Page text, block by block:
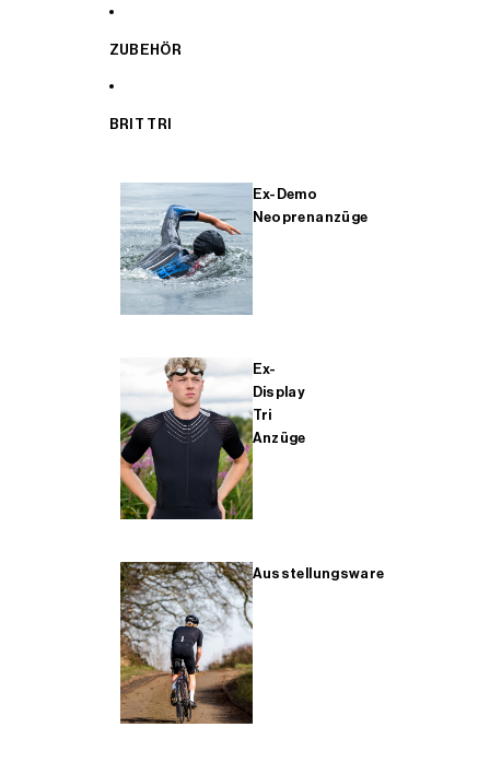
ZUBEHÖR
BRIT TRI
Ex-Demo
Neoprenanzüge
Ex-
Display
Tri
Anzüge
Ausstellungsware